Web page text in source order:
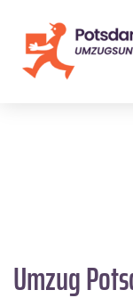
Umzug